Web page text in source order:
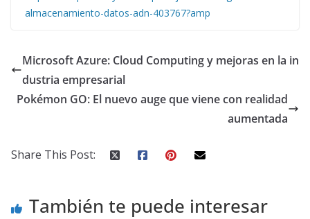
almacenamiento-datos-adn-403767?amp
Microsoft Azure: Cloud Computing y mejoras en la in
dustria empresarial
Pokémon GO: El nuevo auge que viene con realidad
aumentada
Share This Post:
También te puede interesar